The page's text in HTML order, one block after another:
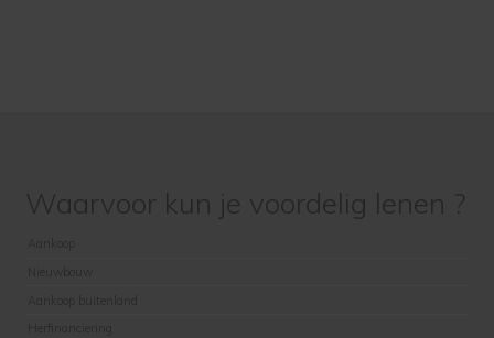
Waarvoor kun je voordelig lenen ?
Nieuwbouw
Aankoop buitenland
Herfinanciering